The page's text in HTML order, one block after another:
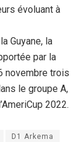
évoluant à
Guyane, la
par la
novembre trois
le groupe A,
2022.
D1 Arkema